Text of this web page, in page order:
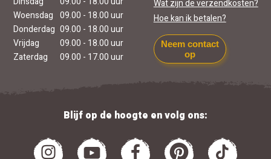
Woensdag 09.00 - 18.00 uur
Donderdag 09.00 - 18.00 uur
Vrijdag
09.00 - 18.00 uur
Zaterdag
09.00 - 17.00 uur
Wat zijn de verzendkosten?
Hoe kan ik betalen?
Neem contact
op
Blijf op de hoogte en volg ons: